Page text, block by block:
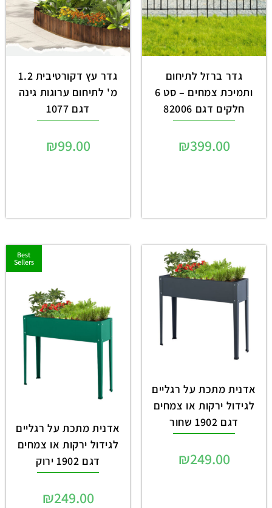
גדר ברזל לתיחום
ותמיכת צמחים – סט 6
חלקים דגם 82006
₪399.00
גדר עץ דקורטיבית 1.2
מ' לתיחום ערוגות גינה
דגם 1077
₪99.00
אדנית מתכת על רגליים
לגידול ירקות או צמחים
דגם 1902 שחור
₪249.00
Best
Sellers
אדנית מתכת על רגליים
לגידול ירקות או צמחים
דגם 1902 ירוק
₪249.00